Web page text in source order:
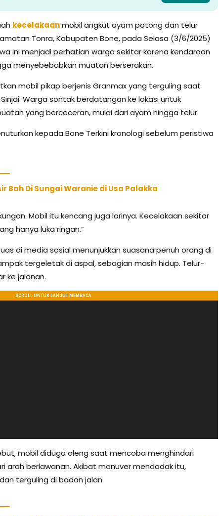
kecelakaanmobil angkut ayam potong dan telur
Tonra, Kabupaten Bone, pada Selasa (3/6/2025)
ini menjadi perhatian warga sekitar karena kendaraan
menyebebabkan muatan berserakan.
mobil pikap berjenis Granmax yang terguling saat
Warga sontak berdatangan ke lokasi untuk
yang berceceran, mulai dari ayam hingga telur.
kepada Bone Terkini kronologi sebelum peristiwa
Bah Di Sungai Waranie di Usa Palakka
Mobil itu kencang juga larinya. Kecelakaan sekitar
hanya luka ringan.”
di media sosial menunjukkan suasana penuh orang di
tergeletak di aspal, sebagian masih hidup. Telur-
ke jalanan.
mobil diduga oleng saat mencoba menghindari
arah berlawanan. Akibat manuver mendadak itu,
terguling di badan jalan.